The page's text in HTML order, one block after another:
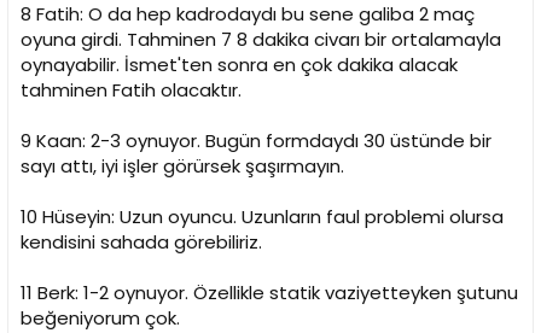
8 Fatih: O da hep kadrodaydı bu sene galiba 2 maç
oyuna girdi. Tahminen 7 8 dakika civarı bir ortalamayla
oynayabilir. İsmet'ten sonra en çok dakika alacak
tahminen Fatih olacaktır.
9 Kaan: 2-3 oynuyor. Bugün formdaydı 30 üstünde bir
sayı attı, iyi işler görürsek şaşırmayın.
10 Hüseyin: Uzun oyuncu. Uzunların faul problemi olursa
kendisini sahada görebiliriz.
11 Berk: 1-2 oynuyor. Özellikle statik vaziyetteyken şutunu
beğeniyorum çok.